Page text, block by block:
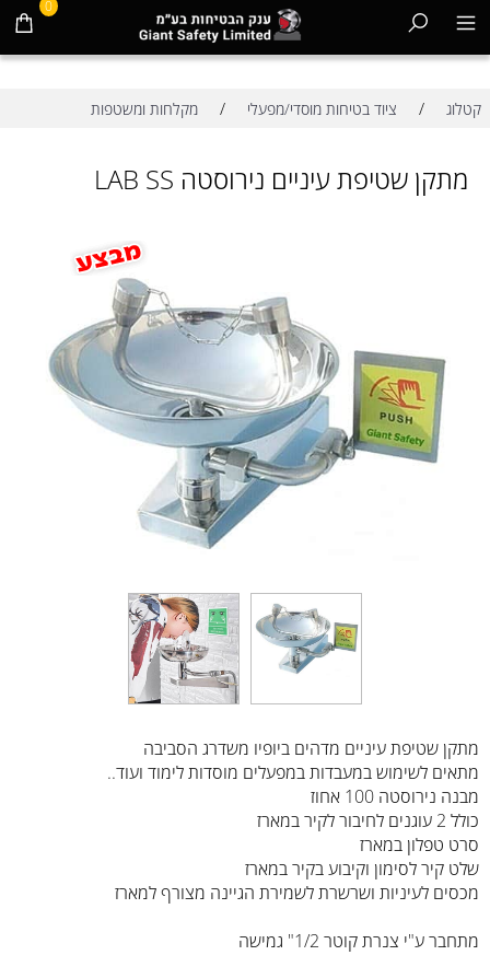
0
קטלוג / ציוד בטיחות מוסדי/מפעלי / מקלחות ומשטפות
מתקן שטיפת עיניים נירוסטה LAB SS
מתקן שטיפת עיניים מדהים ביופיו משדרג הסביבה
מתאים לשימוש במעבדות במפעלים מוסדות לימוד ועוד..
מבנה נירוסטה 100 אחוז
כולל 2 עוגנים לחיבור לקיר במארז
סרט טפלון במארז
שלט קיר לסימון וקיבוע בקיר במארז
מכסים לעיניות ושרשרת לשמירת הגיינה מצורף למארז
מתחבר ע"י צנרת קוטר 1/2" גמישה